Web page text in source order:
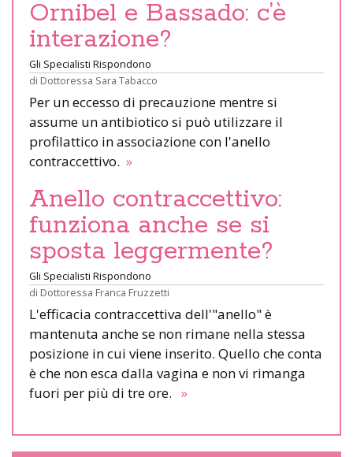
Ornibel e Bassado: c’è
interazione?
Gli Specialisti Rispondono
di Dottoressa Sara Tabacco
Per un eccesso di precauzione mentre si
assume un antibiotico si può utilizzare il
profilattico in associazione con l'anello
contraccettivo. »
Anello contraccettivo:
funziona anche se si
sposta leggermente?
Gli Specialisti Rispondono
di Dottoressa Franca Fruzzetti
L'efficacia contraccettiva dell'"anello" è
mantenuta anche se non rimane nella stessa
posizione in cui viene inserito. Quello che conta
è che non esca dalla vagina e non vi rimanga
fuori per più di tre ore. »